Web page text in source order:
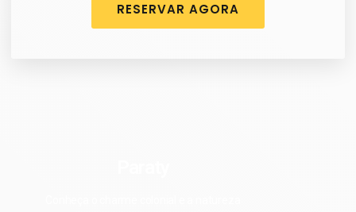
RESERVAR AGORA